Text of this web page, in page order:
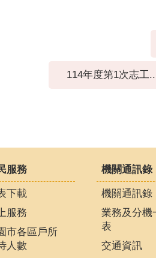
114年度第1次志工
服務
下載
服務
市各區戶所
人數
機關通訊錄
機關通訊錄
業務及分機
表
交通資訊